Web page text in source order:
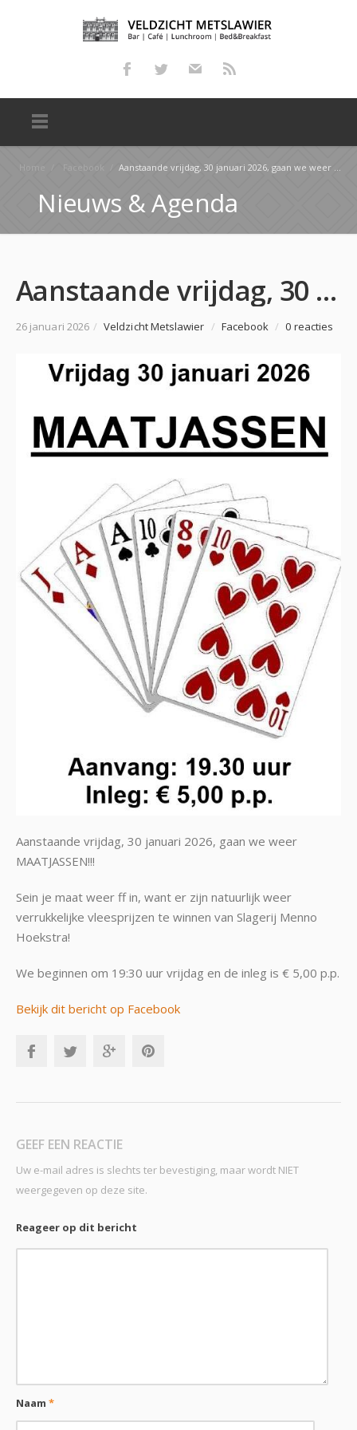
Home Facebook Aanstaande vrijdag, 30 januari 2026, gaan we weer MAATJASSEN!!! Sein je maat weer ff in, want er zi…
Nieuws & Agenda
Aanstaande vrijdag, 30 januari 2026, gaan we weer MAATJASSEN!!! Sein je maat weer ff in, want er zi…
26 januari 2026 / Veldzicht Metslawier / Facebook / 0 reacties
Aanstaande vrijdag, 30 januari 2026, gaan we weer
MAATJASSEN!!!
Sein je maat weer ff in, want er zijn natuurlijk weer
verrukkelijke vleesprijzen te winnen van Slagerij Menno
Hoekstra!
We beginnen om 19:30 uur vrijdag en de inleg is € 5,00 p.p.
Bekijk dit bericht op Facebook
GEEF EEN REACTIE
Uw e-mail adres is slechts ter bevestiging, maar wordt NIET
weergegeven op deze site.
Reageer op dit bericht
Naam*